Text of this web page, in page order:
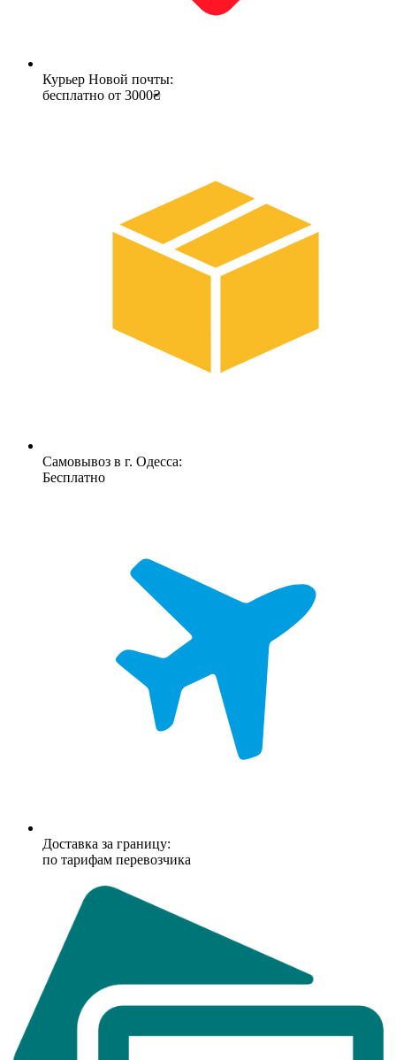
Курьер Новой почты:
бесплатно от 3000₴
Самовывоз в г. Одесса:
Бесплатно
Доставка за границу:
по тарифам перевозчика